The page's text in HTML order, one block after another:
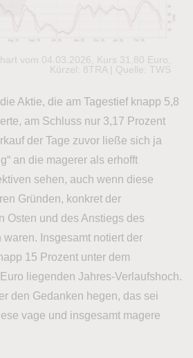
vom 04.03.2026, Kurs 31,80 Euro,
Kürzel: 8TRA | Quelle: TWS
Aktie, die am Tagestief knapp 5,8
am Schluss nur 3,17 Prozent
der Tage zuvor ließe sich ja
an die magerer als erhofft
sehen, auch wenn diese
Gründen, konkret der
Osten und des Anstiegs des
Insgesamt notiert der
15 Prozent unter dem
liegenden Jahres-Verlaufshoch.
den Gedanken hegen, das sei
vage und insgesamt magere